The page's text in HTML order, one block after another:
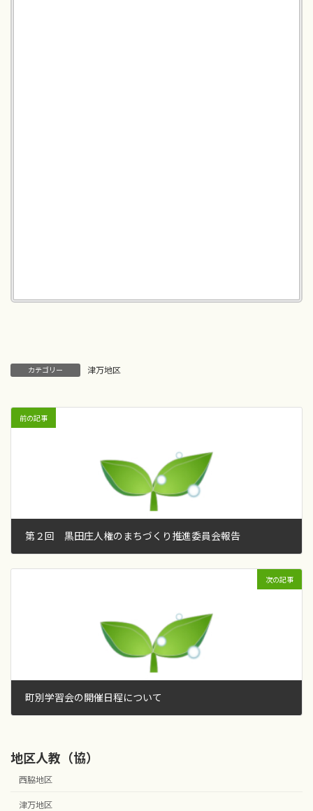
カテゴリー 津万地区
前の記事
第２回 黒田庄人権のまちづくり推進委員会報告
次の記事
町別学習会の開催日程について
地区人教（協）
西脇地区
津万地区